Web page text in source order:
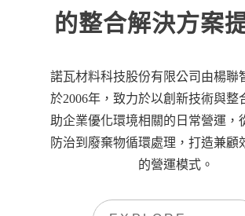
的整合解決方案
諾瓦材料科技股份有限公司由楊聯
於2006年，致力於以創新技術與整
助企業優化環境相關的日常營運，
防治到廢棄物循環處理，打造兼顧
的營運模式。